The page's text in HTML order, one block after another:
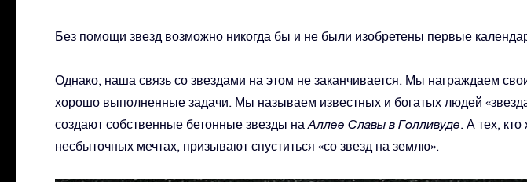
Без помощи звезд возможно никогда бы и не были изобретены первые
Однако, наша связь со звездами на этом не заканчивается. Мы награждаем
хорошо выполненные задачи. Мы называем известных и богатых людей
создают собственные бетонные звезды на Аллее Славы в Голливуде. А тех, кто
несбыточных мечтах, призывают спуститься «со звезд на землю».